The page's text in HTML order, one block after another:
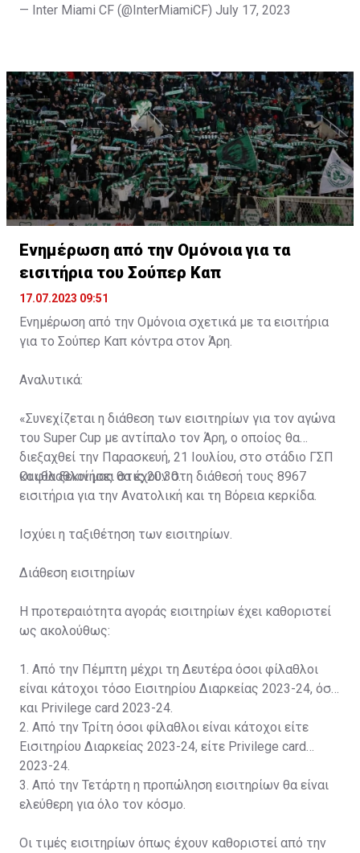
— Inter Miami CF (@InterMiamiCF) July 17, 2023
Ενημέρωση από την Ομόνοια για τα
εισιτήρια του Σούπερ Καπ
17.07.2023 09:51
Ενημέρωση από την Ομόνοια σχετικά με τα εισιτήρια
για το Σούπερ Καπ κόντρα στον Άρη.
Αναλυτικά:
«Συνεχίζεται η διάθεση των εισιτηρίων για τον αγώνα
του Super Cup με αντίπαλο τον Άρη, ο οποίος θα
διεξαχθεί την Παρασκευή, 21 Ιουλίου, στο στάδιο ΓΣΠ
και θα ξεκινήσει στις 20:30.
Οι φίλαθλοί μας θα έχουν στη διάθεσή τους 8967
εισιτήρια για την Ανατολική και τη Βόρεια κερκίδα.
Ισχύει η ταξιθέτηση των εισιτηρίων.
Διάθεση εισιτηρίων
Η προτεραιότητα αγοράς εισιτηρίων έχει καθοριστεί
ως ακολούθως:
1. Από την Πέμπτη μέχρι τη Δευτέρα όσοι φίλαθλοι
είναι κάτοχοι τόσο Εισιτηρίου Διαρκείας 2023-24, όσο
και Privilege card 2023-24.
2. Από την Τρίτη όσοι φίλαθλοι είναι κάτοχοι είτε
Εισιτηρίου Διαρκείας 2023-24, είτε Privilege card
2023-24.
3. Από την Τετάρτη η προπώληση εισιτηρίων θα είναι
ελεύθερη για όλο τον κόσμο.
Οι τιμές εισιτηρίων όπως έχουν καθοριστεί από την